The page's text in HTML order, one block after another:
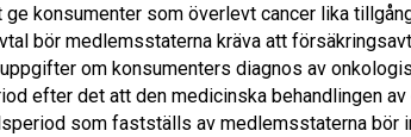
ge konsumenter som överlevt cancer lika
bör medlemsstaterna kräva att
om konsumenters diagnos av
efter det att den medicinska behandlingen
som fastställs av medlemsstaterna bör